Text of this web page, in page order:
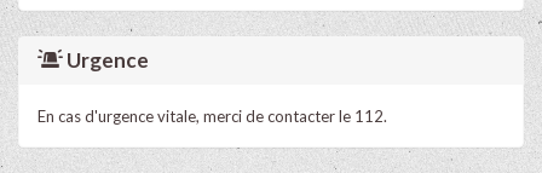
Urgence
En cas d'urgence vitale, merci de contacter le 112.